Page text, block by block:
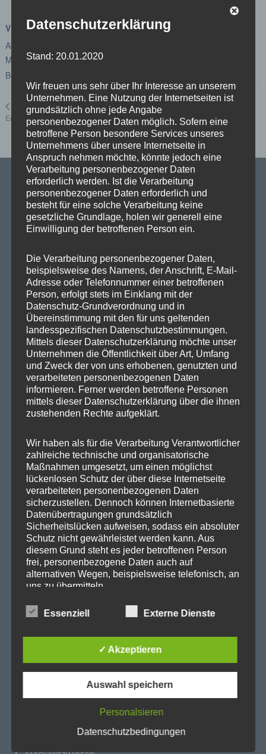
VERANSTALTUNGSORT
Abgeordnetenhaus von Berlin
Margot-Friedländer-Platz
Berlin
Ausschuss für Wirtschaft,
Energie und Betriebe
Unterausschuss
Beteiligungsmanagement und -controlling
SPD Links
SPD Deutschland
SPD Bundestragsfraktion
SPD Berlin
SPD Fraktion Berlin
SPD Reinickendorf
SPD Fraktion in der BVV
SPD Berliner Mitte
Wichtige Links
SPD in Startseite
Datenschutzerklärung
Kategorien
Abgeordnetenhaus
Aktuelles
BER
Beteiligungsausschuss
Cité Guynemer und Holzhauser Straße
Heiligensee
Landesthemen
Datenschutzerklärung
Stand: 20.01.2020
Wir freuen uns sehr über Ihr Interesse an unserem
Unternehmen. Eine Nutzung der Internetseiten ist
grundsätzlich ohne jede Angabe
personenbezogener Daten möglich. Sofern eine
betroffene Person besondere Services unseres
Unternehmens über unsere Internetseite in
Anspruch nehmen möchte, könnte jedoch eine
Verarbeitung personenbezogener Daten
erforderlich werden. Ist die Verarbeitung
personenbezogener Daten erforderlich und
besteht für eine solche Verarbeitung keine
gesetzliche Grundlage, holen wir generell eine
Einwilligung der betroffenen Person ein.
Die Verarbeitung personenbezogener Daten,
beispielsweise des Namens, der Anschrift, E-Mail-
Adresse oder Telefonnummer einer betroffenen
Person, erfolgt stets im Einklang mit der
Datenschutz-Grundverordnung und in
Übereinstimmung mit den für uns geltenden
landesspezifischen Datenschutzbestimmungen.
Mittels dieser Datenschutzerklärung möchte unser
Unternehmen die Öffentlichkeit über Art, Umfang
und Zweck der von uns erhobenen, genutzten und
verarbeiteten personenbezogenen Daten
informieren. Ferner werden betroffene Personen
mittels dieser Datenschutzerklärung über die ihnen
zustehenden Rechte aufgeklärt.
Wir haben als für die Verarbeitung Verantwortlicher
zahlreiche technische und organisatorische
Maßnahmen umgesetzt, um einen möglichst
lückenlosen Schutz der über diese Internetseite
verarbeiteten personenbezogenen Daten
sicherzustellen. Dennoch können Internetbasierte
Datenübertragungen grundsätzlich
Sicherheitslücken aufweisen, sodass ein absoluter
Schutz nicht gewährleistet werden kann. Aus
diesem Grund steht es jeder betroffenen Person
frei, personenbezogene Daten auch auf
alternativen Wegen, beispielsweise telefonisch, an
uns zu übermitteln.
Begriffsbestimmungen
Begrifflichkeiten, die durch den Europäischen
Richtlinien- und Verordnungsgeber beim Erlass
verwendet wurden. Unsere Datenschutzerklärung
soll sowohl für die Öffentlichkeit als auch für
unsere Kunden und Geschäftspartner einfach
gewährleisten, möchten wir vorab die verwendeten
Essenziell Externe Dienste
✓ Akzeptieren
Auswahl speichern
Personalsieren
Datenschutzbedingungen